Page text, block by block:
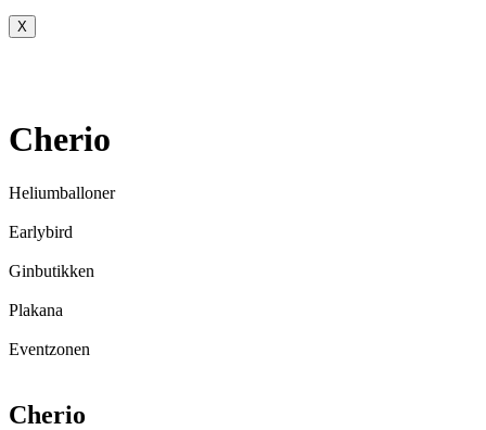
X
Cherio
Heliumballoner
Earlybird
Ginbutikken
Plakana
Eventzonen
Cherio